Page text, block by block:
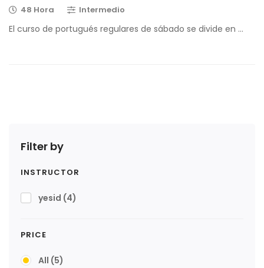
Filter by
INSTRUCTOR
yesid (4)
PRICE
All (5)
48 Hora Intermedio
El curso de portugués regulares de sábado se divide en …